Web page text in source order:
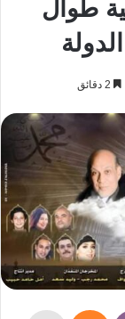
طوال